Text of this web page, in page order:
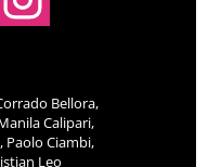
Bellora,
Calipari,
Paolo Ciambi,
Leo